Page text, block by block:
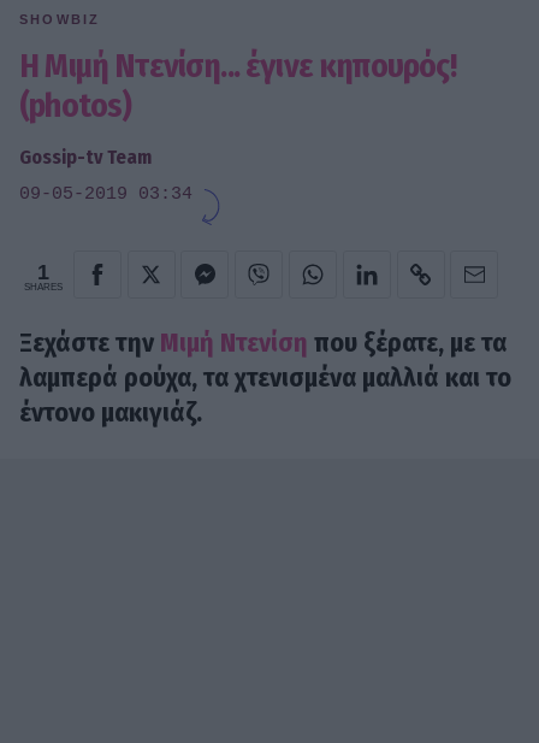
SHOWBIZ
Η Μιμή Ντενίση... έγινε κηπουρός!
(photos)
Gossip-tv Team
09-05-2019 03:34
1
SHARES
Ξεχάστε την Μιμή Ντενίση που ξέρατε, με τα
λαμπερά ρούχα, τα χτενισμένα μαλλιά και το
έντονο μακιγιάζ.